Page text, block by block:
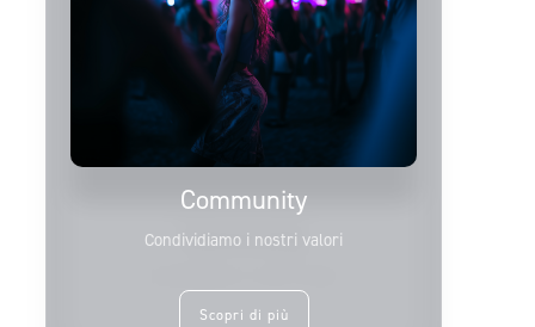
Community
Condividiamo i nostri valori
Scopri di più